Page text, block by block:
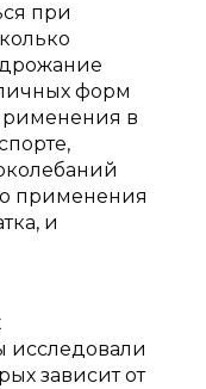
при
форм
в
применения
и
исследовали
зависит от